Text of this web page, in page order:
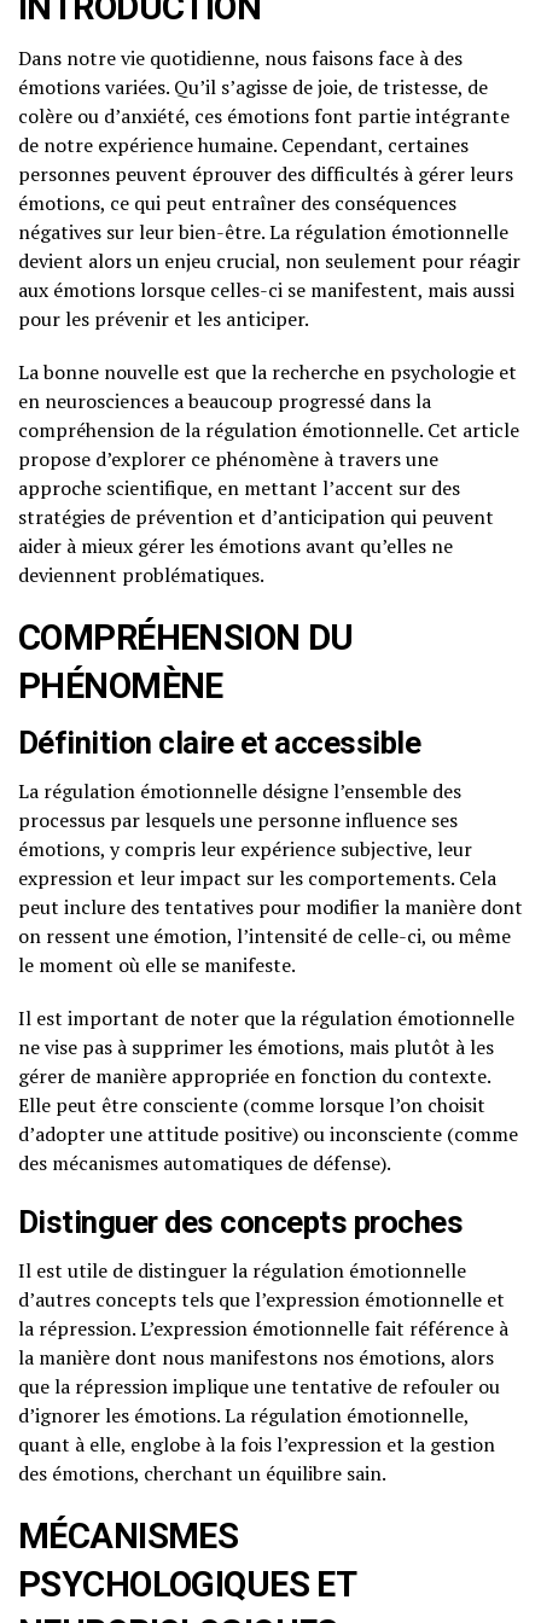
Dans notre vie quotidienne, nous faisons face à des
émotions variées. Qu’il s’agisse de joie, de tristesse, de
colère ou d’anxiété, ces émotions font partie intégrante
de notre expérience humaine. Cependant, certaines
personnes peuvent éprouver des difficultés à gérer leurs
émotions, ce qui peut entraîner des conséquences
négatives sur leur bien-être. La régulation émotionnelle
devient alors un enjeu crucial, non seulement pour réagir
aux émotions lorsque celles-ci se manifestent, mais aussi
pour les prévenir et les anticiper.
La bonne nouvelle est que la recherche en psychologie et
en neurosciences a beaucoup progressé dans la
compréhension de la régulation émotionnelle. Cet article
propose d’explorer ce phénomène à travers une
approche scientifique, en mettant l’accent sur des
stratégies de prévention et d’anticipation qui peuvent
aider à mieux gérer les émotions avant qu’elles ne
deviennent problématiques.
COMPRÉHENSION DU
PHÉNOMÈNE
Définition claire et accessible
La régulation émotionnelle désigne l’ensemble des
processus par lesquels une personne influence ses
émotions, y compris leur expérience subjective, leur
expression et leur impact sur les comportements. Cela
peut inclure des tentatives pour modifier la manière dont
on ressent une émotion, l’intensité de celle-ci, ou même
le moment où elle se manifeste.
Il est important de noter que la régulation émotionnelle
ne vise pas à supprimer les émotions, mais plutôt à les
gérer de manière appropriée en fonction du contexte.
Elle peut être consciente (comme lorsque l’on choisit
d’adopter une attitude positive) ou inconsciente (comme
des mécanismes automatiques de défense).
Distinguer des concepts proches
Il est utile de distinguer la régulation émotionnelle
d’autres concepts tels que l’expression émotionnelle et
la répression. L’expression émotionnelle fait référence à
la manière dont nous manifestons nos émotions, alors
que la répression implique une tentative de refouler ou
d’ignorer les émotions. La régulation émotionnelle,
quant à elle, englobe à la fois l’expression et la gestion
des émotions, cherchant un équilibre sain.
MÉCANISMES
PSYCHOLOGIQUES ET